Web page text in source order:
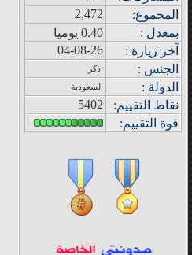
المجموع:
2,472
بمعدل :
0.40 يوميا
خر زيار ة :
04-08-26
الجنس :
ذكر
الدولة : السعودية
نقاط التقييم:
5402
قوة التقييم: